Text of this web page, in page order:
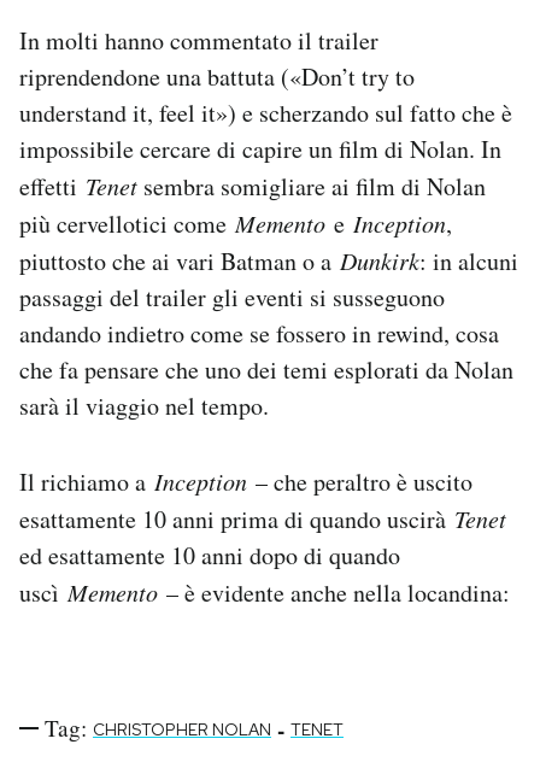
In molti hanno commentato il trailer
riprendendone una battuta («Don’t try to
understand it, feel it») e scherzando sul fatto che è
impossibile cercare di capire un film di Nolan. In
effetti Tenet sembra somigliare ai film di Nolan
più cervellotici comeMemento e Inception,
piuttosto che ai vari Batman o a Dunkirk: in alcuni
passaggi del trailer gli eventi si susseguono
andando indietro come se fossero in rewind, cosa
che fa pensare che uno dei temi esplorati da Nolan
sarà il viaggio nel tempo.
Il richiamo a Inception – che peraltro è uscito
esattamente 10 anni prima di quando uscirà Tenet
ed esattamente 10 anni dopo di quando
uscìMemento – è evidente anche nella locandina:
Tag: CHRISTOPHER NOLAN - TENET